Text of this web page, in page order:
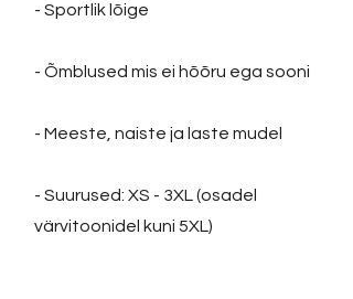
- Sportlik lõige
- Õmblused mis ei hõõru ega sooni
- Meeste, naiste ja laste mudel
- Suurused: XS - 3XL (osadel
värvitoonidel kuni 5XL)